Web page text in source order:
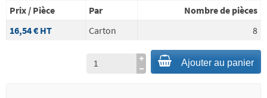
Prix / Pièce Par
Nombre de pièces
16,54 € HT Carton 8
Ajouter au panier